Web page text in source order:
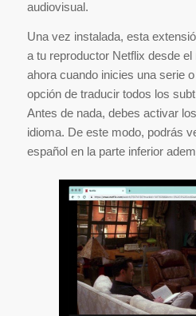
audiovisual.
Una vez instalada, esta
a tu reproductor Netflix desde el
ahora cuando inicies una serie
opción de traducir todos los
Antes de nada, debes activar
idioma. De este modo, podrás
español en la parte inferior